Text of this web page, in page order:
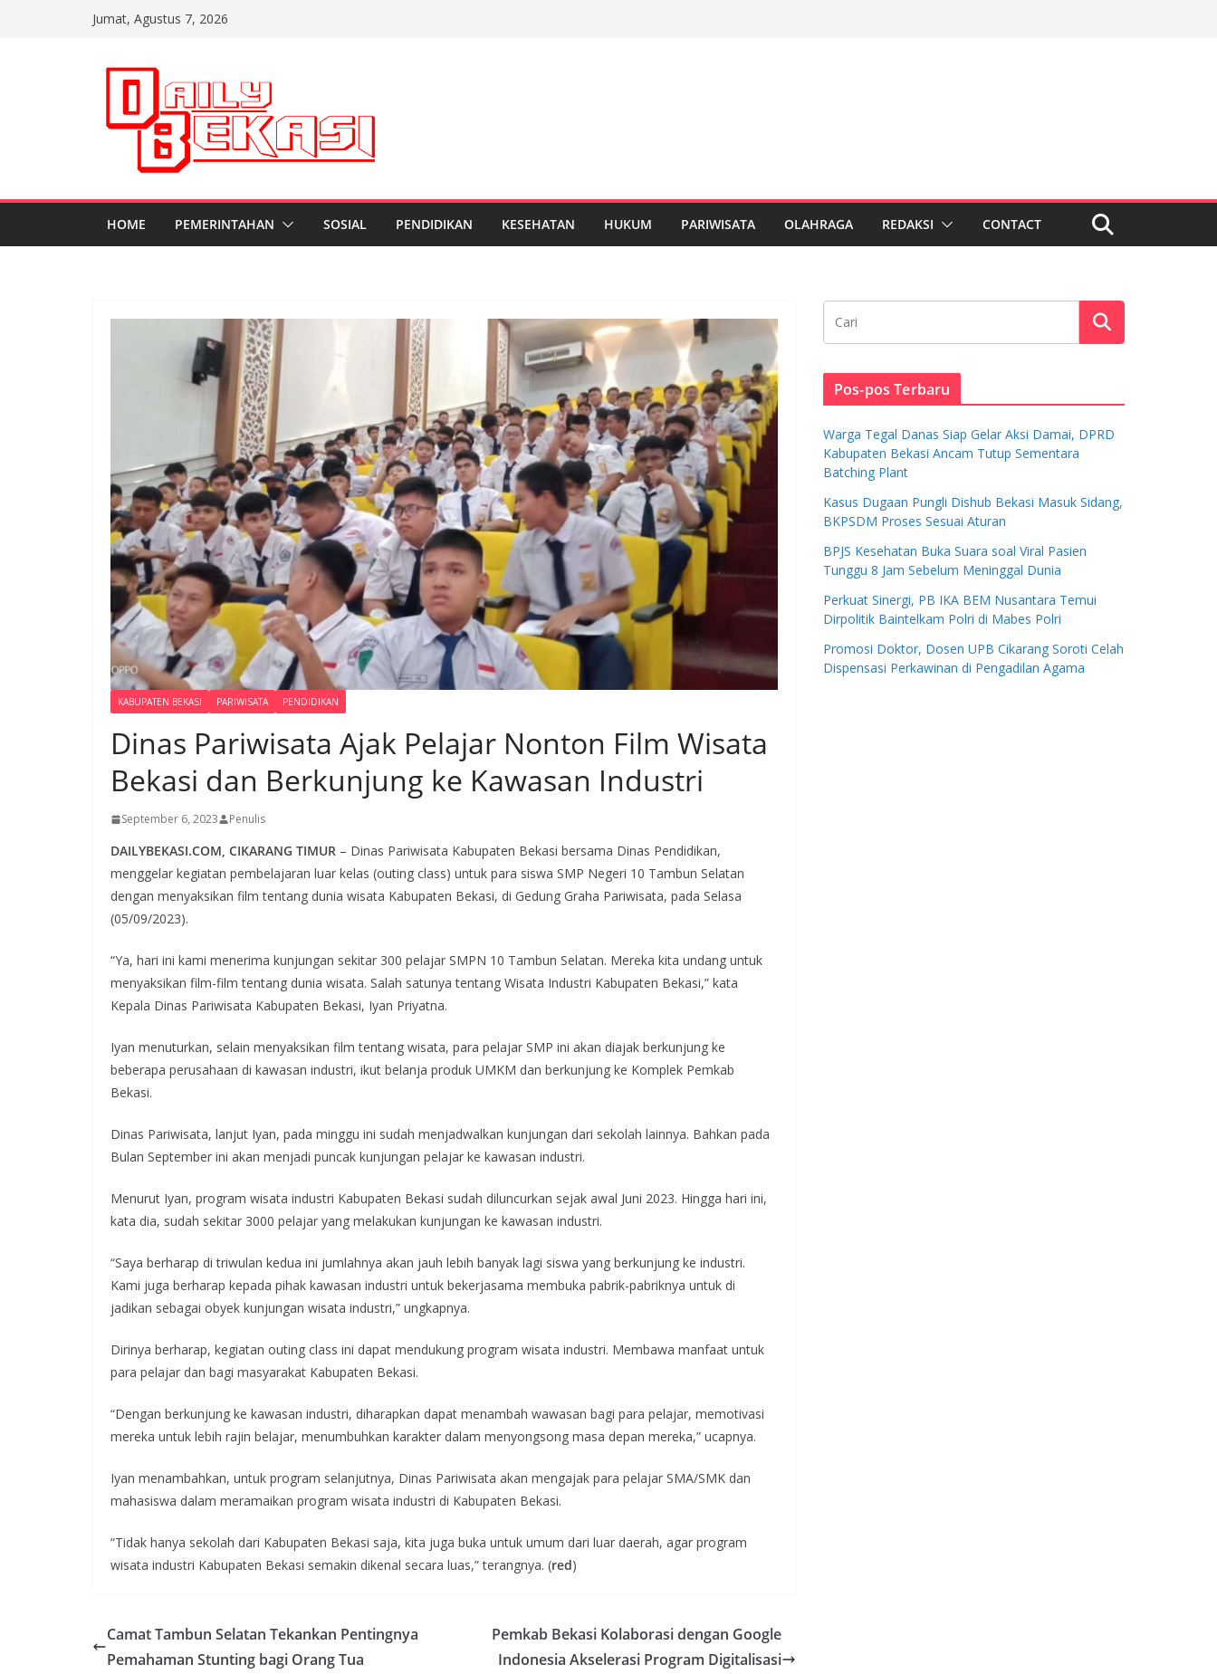
Jumat, Agustus 7, 2026
HOME PEMERINTAHAN SOSIAL PENDIDIKAN KESEHATAN HUKUM PARIWISATA OLAHRAGA REDAKSI CONTACT
KABUPATEN BEKASI PARIWISATA PENDIDIKAN
Dinas Pariwisata Ajak Pelajar Nonton Film Wisata
Bekasi dan Berkunjung ke Kawasan Industri
September 6, 2023 Penulis
DAILYBEKASI.COM, CIKARANG TIMUR – Dinas Pariwisata Kabupaten Bekasi bersama Dinas Pendidikan,
menggelar kegiatan pembelajaran luar kelas (outing class) untuk para siswa SMP Negeri 10 Tambun Selatan
dengan menyaksikan film tentang dunia wisata Kabupaten Bekasi, di Gedung Graha Pariwisata, pada Selasa
(05/09/2023).
“Ya, hari ini kami menerima kunjungan sekitar 300 pelajar SMPN 10 Tambun Selatan. Mereka kita undang untuk
menyaksikan film-film tentang dunia wisata. Salah satunya tentang Wisata Industri Kabupaten Bekasi,” kata
Kepala Dinas Pariwisata Kabupaten Bekasi, Iyan Priyatna.
Iyan menuturkan, selain menyaksikan film tentang wisata, para pelajar SMP ini akan diajak berkunjung ke
beberapa perusahaan di kawasan industri, ikut belanja produk UMKM dan berkunjung ke Komplek Pemkab
Bekasi.
Dinas Pariwisata, lanjut Iyan, pada minggu ini sudah menjadwalkan kunjungan dari sekolah lainnya. Bahkan pada
Bulan September ini akan menjadi puncak kunjungan pelajar ke kawasan industri.
Menurut Iyan, program wisata industri Kabupaten Bekasi sudah diluncurkan sejak awal Juni 2023. Hingga hari ini,
kata dia, sudah sekitar 3000 pelajar yang melakukan kunjungan ke kawasan industri.
“Saya berharap di triwulan kedua ini jumlahnya akan jauh lebih banyak lagi siswa yang berkunjung ke industri.
Kami juga berharap kepada pihak kawasan industri untuk bekerjasama membuka pabrik-pabriknya untuk di
jadikan sebagai obyek kunjungan wisata industri,” ungkapnya.
Dirinya berharap, kegiatan outing class ini dapat mendukung program wisata industri. Membawa manfaat untuk
para pelajar dan bagi masyarakat Kabupaten Bekasi.
“Dengan berkunjung ke kawasan industri, diharapkan dapat menambah wawasan bagi para pelajar, memotivasi
mereka untuk lebih rajin belajar, menumbuhkan karakter dalam menyongsong masa depan mereka,” ucapnya.
Iyan menambahkan, untuk program selanjutnya, Dinas Pariwisata akan mengajak para pelajar SMA/SMK dan
mahasiswa dalam meramaikan program wisata industri di Kabupaten Bekasi.
“Tidak hanya sekolah dari Kabupaten Bekasi saja, kita juga buka untuk umum dari luar daerah, agar program
wisata industri Kabupaten Bekasi semakin dikenal secara luas,” terangnya. (red)
Camat Tambun Selatan Tekankan Pentingnya
Pemahaman Stunting bagi Orang Tua
Pemkab Bekasi Kolaborasi dengan Google
Indonesia Akselerasi Program Digitalisasi
Pos-pos Terbaru
Warga Tegal Danas Siap Gelar Aksi Damai, DPRD
Kabupaten Bekasi Ancam Tutup Sementara
Batching Plant
Kasus Dugaan Pungli Dishub Bekasi Masuk Sidang,
BKPSDM Proses Sesuai Aturan
BPJS Kesehatan Buka Suara soal Viral Pasien
Tunggu 8 Jam Sebelum Meninggal Dunia
Perkuat Sinergi, PB IKA BEM Nusantara Temui
Dirpolitik Baintelkam Polri di Mabes Polri
Promosi Doktor, Dosen UPB Cikarang Soroti Celah
Dispensasi Perkawinan di Pengadilan Agama